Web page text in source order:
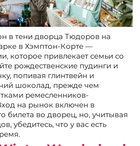
в тени дворца Тюдоров на
в Хэмптон-Корте —
которое привлекает семьи со
рождественские пудинги и
попивая глинтвейн и
шоколад, прежде чем
ремесленников-
на рынок включен в
билета во дворец, но, учитывая
убедитесь, что у вас есть